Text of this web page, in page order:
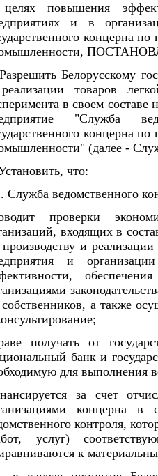
повышения
и в
концерна по
Белорусскому
товаров
в своем составе
"Служба
концерна по
(далее -
что:
Служба ведомственного
проверки
входящих в
и
и
а также
получать от
банк и
для выполнения
за счет
концерна
контроля,
услуг)
к